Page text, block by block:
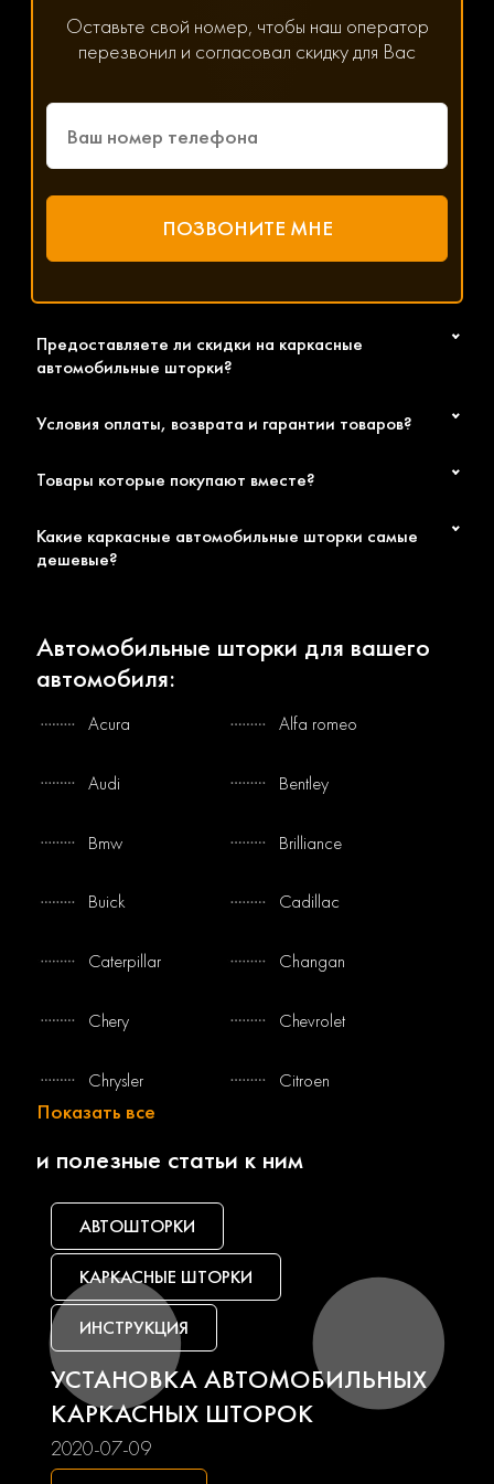
8(495) 445-55-08;
напишите менеджеру в WhatsApp, Viber или
на сайте;
заполните форму обратной связи.
Менеджер ответит на все волнующие вас вопросы,
авто ТагАЗ по Москве, Санкт-Петербургу и в другие
города РФ. Желаем приятных покупок!
Оставьте свой номер, чтобы наш оператор
перезвонил и согласовал скидку для Вас
Предоставляете ли скидки на каркасные
автомобильные шторки?
Условия оплаты, возврата и гарантии товаров?
Товары которые покупают вместе?
Какие каркасные автомобильные шторки самые
дешевые?
Автомобильные шторки для вашего
автомобиля:
Acura Alfa romeo
Audi Bentley
Bmw Brilliance
Buick Cadillac
Caterpillar Changan
Chery Chevrolet
Chrysler Citroen
Daf
Datsun Dodge
Dongfeng
Fiat Ford
Foton
Показать все
и полезные статьи к ним
АВТОШТОРКИ
КАРКАСНЫЕ ШТОРКИ
ИНСТРУКЦИЯ
УСТАНОВКА АВТОМОБИЛЬНЫХ
КАРКАСНЫХ ШТОРОК
2020-07-09